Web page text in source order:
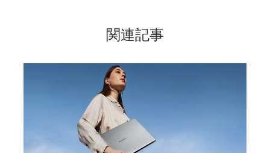
関連記事